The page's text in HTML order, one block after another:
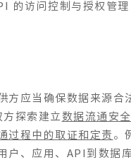
的访问控制与授权管
方应当确保数据来源合
探索建立 数据流通安
过程中的取证和定责 。
户、应用、API到数据